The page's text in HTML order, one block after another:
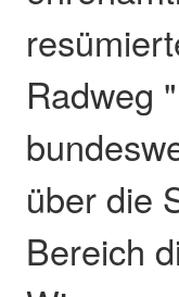
Radweg
über die
Bereich